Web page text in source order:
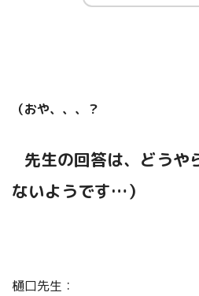
（おや、、、？
先生の回答は、どうや
ないようです…）
樋口先生：